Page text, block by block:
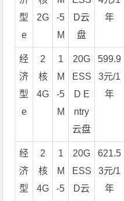
型
e
2G
-5
M
D云
盘
年
经
济
型
e
2
核
4G
1
M
-5
M
20G
ESS
D E
ntry
云盘
599.9
3元/1
年
经
济
型
2
核
4G
1
M
-5
20G
ESS
D云
621.5
3元/1
年